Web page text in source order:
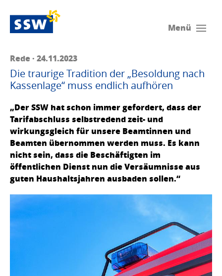
Menü
Rede · 24.11.2023
Die traurige Tradition der „Besoldung nach
Kassenlage“ muss endlich aufhören
„Der SSW hat schon immer gefordert, dass der
Tarifabschluss selbstredend zeit- und
wirkungsgleich für unsere Beamtinnen und
Beamten übernommen werden muss. Es kann
nicht sein, dass die Beschäftigten im
öffentlichen Dienst nun die Versäumnisse aus
guten Haushaltsjahren ausbaden sollen.“